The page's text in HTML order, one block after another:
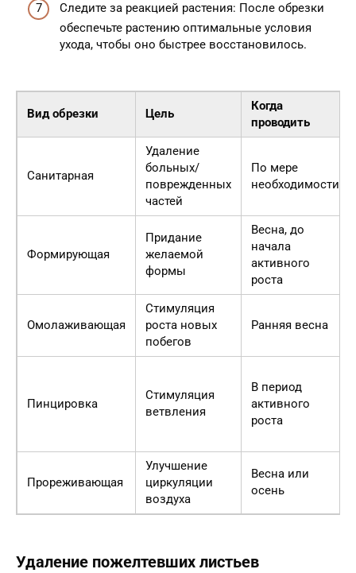
Следите за реакцией растения: После обрезки
обеспечьте растению оптимальные условия
ухода, чтобы оно быстрее восстановилось.
Вид обрезки Цель
Когда
проводить
Санитарная
Удаление
больных/
поврежденных
частей
По мере
необходимости
Формирующая
Придание
желаемой
формы
Весна, до
начала
активного
роста
Омолаживающая
Стимуляция
роста новых
побегов
Ранняя весна
Пинцировка
Стимуляция
ветвления
В период
активного
роста
Прореживающая
Улучшение
циркуляции
воздуха
Весна или
осень
Удаление пожелтевших листьев